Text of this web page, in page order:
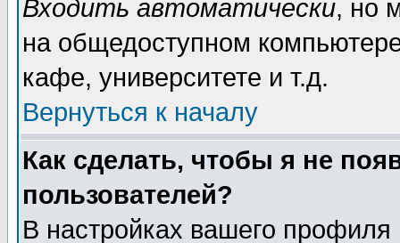
Входить автоматически, но
на общедоступном
кафе, университете и т.д.
Вернуться к началу
Как сделать, чтобы я не
пользователей?
В настройках вашего